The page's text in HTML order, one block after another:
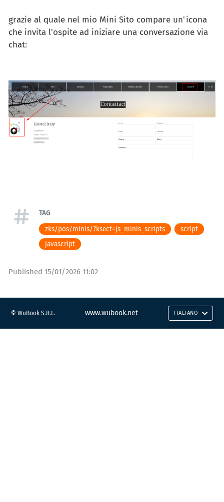
grazie al quale nel mio Mini Sito compare un'icona
che invita l'ospite ad iniziare una conversazione via
chat:
TAG
zks/pos/minis/?ksect=js_minis_scripts
script
javascript
Published 15/01/2026 11:02
© WuBook S.R.L. www.wubook.net ITALIANO